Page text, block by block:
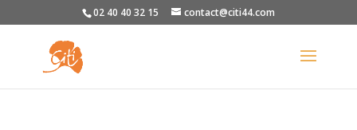
02 40 40 32 15 contact@citi44.com